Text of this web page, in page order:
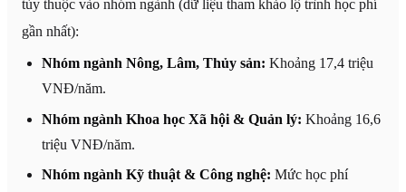
tùy thuộc vào nhóm ngành (dữ liệu tham khảo lộ trình học phí
gần nhất):
Nhóm ngành Nông, Lâm, Thủy sản: Khoảng 17,4 triệu
VNĐ/năm.
Nhóm ngành Khoa học Xã hội & Quản lý: Khoảng 16,6
triệu VNĐ/năm.
Nhóm ngành Kỹ thuật & Công nghệ: Mức học phí